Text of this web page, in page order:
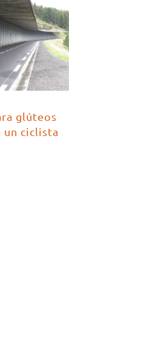
glúteos
un ciclista